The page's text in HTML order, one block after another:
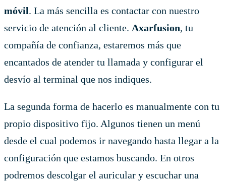
móvil. La más sencilla es contactar con nuestro
servicio de atención al cliente. Axarfusion, tu
compañía de confianza, estaremos más que
encantados de atender tu llamada y configurar el
desvío al terminal que nos indiques.
La segunda forma de hacerlo es manualmente con tu
propio dispositivo fijo. Algunos tienen un menú
desde el cual podemos ir navegando hasta llegar a la
configuración que estamos buscando. En otros
podremos descolgar el auricular y escuchar una